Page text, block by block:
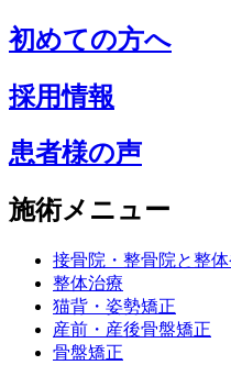
初めての方へ
採用情報
患者様の声
施術メニュー
接骨院・整骨院と整
整体治療
猫背・姿勢矯正
産前・産後骨盤矯正
骨盤矯正